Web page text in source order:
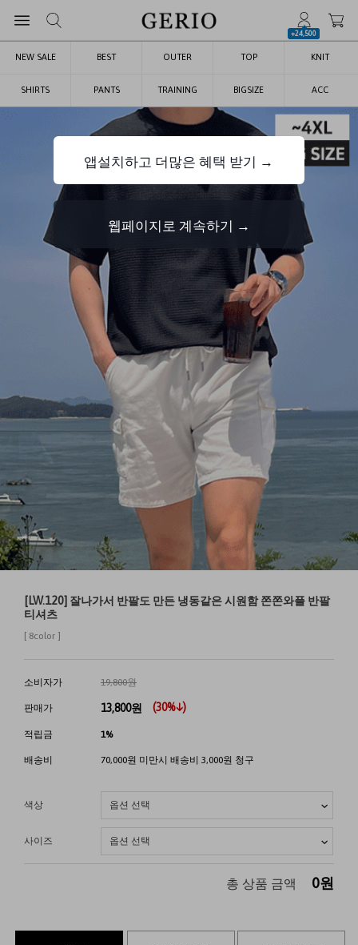
+24,500
NEW SALE BEST OUTER TOP KNIT
SHIRTS PANTS TRAINING BIGSIZE ACC
[LW.120] 잘나가서 반팔도 만든 냉동같은 시원함 쫀쫀와플 반팔
티셔츠
[ 8color ]
소비자가 19,800원
판매가 13,800원 (30%↓)
적립금 1%
배송비 70,000원 미만시 배송비 3,000원 청구
색상
사이즈
총 상품 금액 0원
앱설치하고 더많은 혜택 받기 →
웹페이지로 계속하기 →